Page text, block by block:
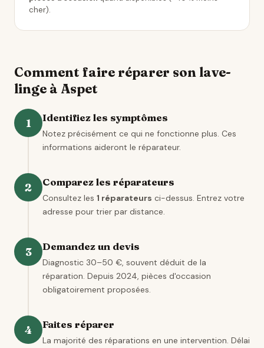
cher).
Comment faire réparer son lave-
linge à Aspet
1 Identifiez les symptômes
Notez précisément ce qui ne fonctionne plus. Ces
informations aideront le réparateur.
2 Comparez les réparateurs
Consultez les 1 réparateurs ci-dessus. Entrez votre
adresse pour trier par distance.
3 Demandez un devis
Diagnostic 30–50 €, souvent déduit de la
réparation. Depuis 2024, pièces d'occasion
obligatoirement proposées.
4 Faites réparer
La majorité des réparations en une intervention. Délai